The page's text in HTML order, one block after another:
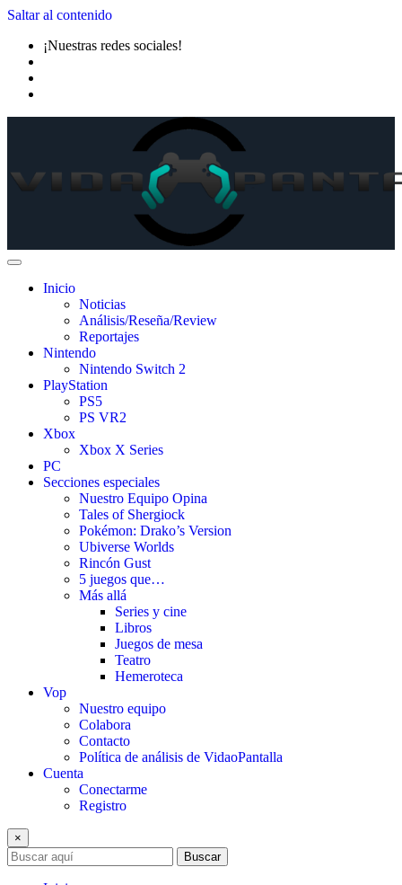
Saltar al contenido
¡Nuestras redes sociales!
Inicio
Noticias
Análisis/Reseña/Review
Reportajes
Nintendo
Nintendo Switch 2
PlayStation
PS5
PS VR2
Xbox
Xbox X Series
PC
Secciones especiales
Nuestro Equipo Opina
Tales of Shergiock
Pokémon: Drako’s Version
Ubiverse Worlds
Rincón Gust
5 juegos que…
Más allá
Series y cine
Libros
Juegos de mesa
Teatro
Hemeroteca
Vop
Nuestro equipo
Colabora
Contacto
Política de análisis de VidaoPantalla
Cuenta
Conectarme
Registro
×
Buscar